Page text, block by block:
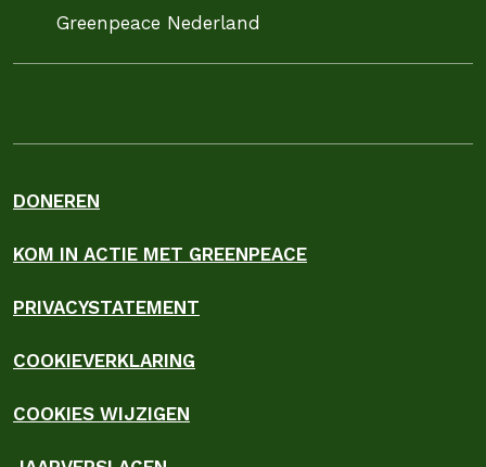
Greenpeace Nederland
DONEREN
KOM IN ACTIE MET GREENPEACE
PRIVACYSTATEMENT
COOKIEVERKLARING
COOKIES WIJZIGEN